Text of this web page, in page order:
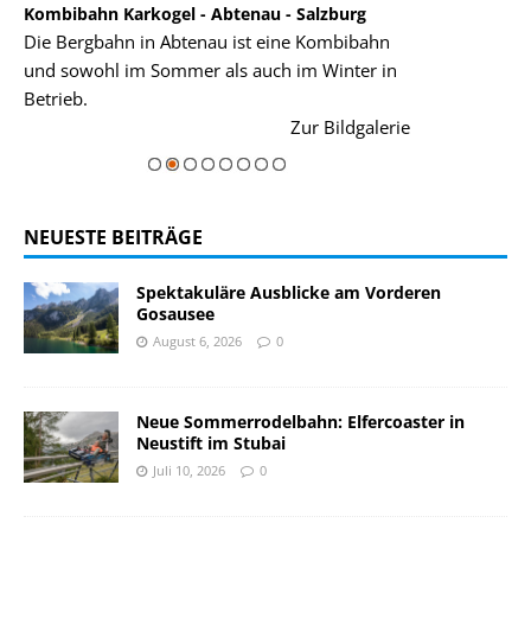
Kombibahn Karkogel - Abtenau - Salzburg
Die Bergbahn in Abtenau ist eine Kombibahn
und sowohl im Sommer als auch im Winter in
Betrieb.
Zur Bildgalerie
NEUESTE BEITRÄGE
Spektakuläre Ausblicke am Vorderen
Gosausee
August 6, 2026 0
Neue Sommerrodelbahn: Elfercoaster in
Neustift im Stubai
Juli 10, 2026 0